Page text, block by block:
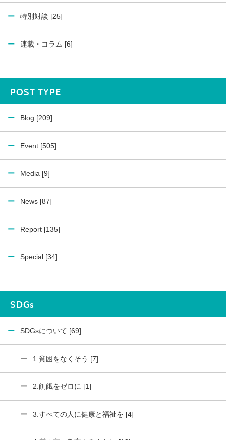
特別対談 [25]
連載・コラム [6]
POST TYPE
Blog [209]
Event [505]
Media [9]
News [87]
Report [135]
Special [34]
SDGs
SDGsについて [69]
1.貧困をなくそう [7]
2.飢餓をゼロに [1]
3.すべての人に健康と福祉を [4]